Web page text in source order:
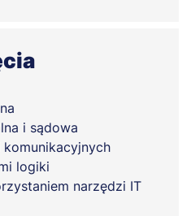
i sądowa
logiki
narzędzi IT